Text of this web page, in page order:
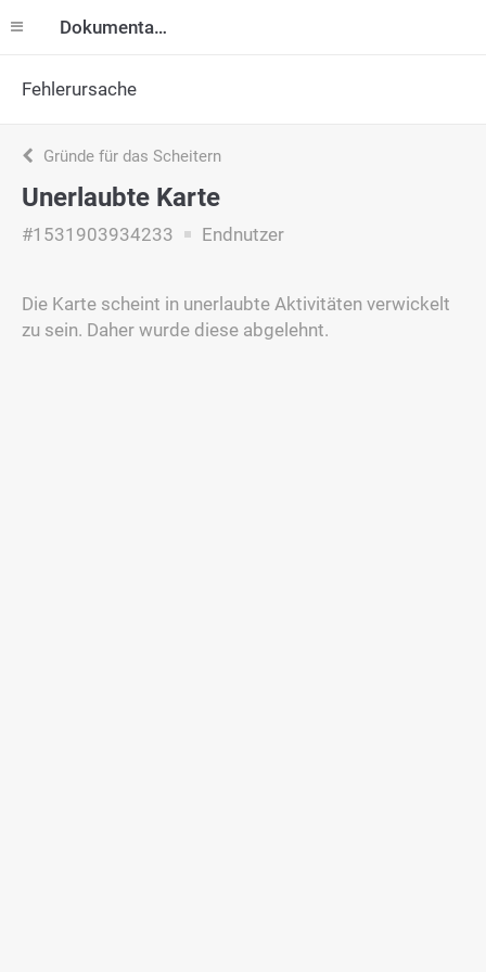
Dokumentation
Fehlerursache
Gründe für das Scheitern
Unerlaubte Karte
#1531903934233 Endnutzer
Die Karte scheint in unerlaubte Aktivitäten verwickelt
zu sein. Daher wurde diese abgelehnt.